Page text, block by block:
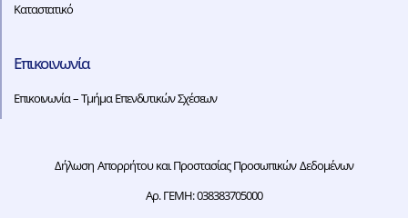
Καταστατικό
Επικοινωνία
Επικοινωνία – Τμήμα Επενδυτικών Σχέσεων
Δήλωση Απορρήτου και Προστασίας Προσωπικών Δεδομένων
Αρ. ΓΕΜΗ: 038383705000